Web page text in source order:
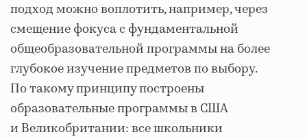
подход можно воплотить, например, через
смещение фокуса с фундаментальной
общеобразовательной программы на более
глубокое изучение предметов по выбору.
По такому принципу построены
образовательные программы в США
и Великобритании: все школьники